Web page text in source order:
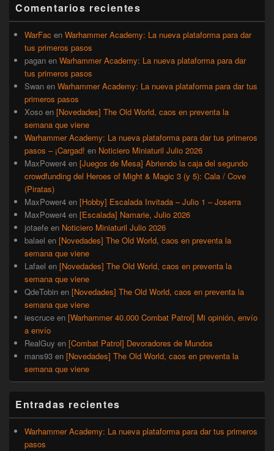
lateral
primaria
Comentarios recientes
WarFac en Warhammer Academy: La nueva plataforma para dar
tus primeros pasos
pagan en Warhammer Academy: La nueva plataforma para dar
tus primeros pasos
Swan en Warhammer Academy: La nueva plataforma para dar tus
primeros pasos
Xoso en [Novedades] The Old World, caos en preventa la
semana que viene
Warhammer Academy: La nueva plataforma para dar tus primeros
pasos – ¡Cargad! en Noticiero Miniaturil Julio 2026
MaxPower4 en [Juegos de Mesa] Abriendo la caja del segundo
crowdfunding del Heroes of Might & Magic 3 (y 5): Cala / Cove
(Piratas)
MaxPower4 en [Hobby] Escalada Invitada – Julio 1 – Joserra
MaxPower4 en [Escalada] Namarie, Julio 2026
jotaefe en Noticiero Miniaturil Julio 2026
balael en [Novedades] The Old World, caos en preventa la
semana que viene
Lafael en [Novedades] The Old World, caos en preventa la
semana que viene
QdeTobin en [Novedades] The Old World, caos en preventa la
semana que viene
iescruce en [Warhammer 40.000 Combat Patrol] Mi opinión, envío
a envío
RealGuy en [Combat Patrol] Devoradores de Mundos
mans93 en [Novedades] The Old World, caos en preventa la
semana que viene
Entradas recientes
Warhammer Academy: La nueva plataforma para dar tus primeros
pasos